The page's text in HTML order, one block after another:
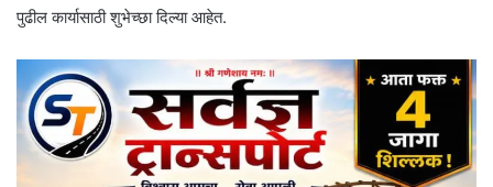
पुढील कार्यासाठी शुभेच्छा दिल्या आहेत.